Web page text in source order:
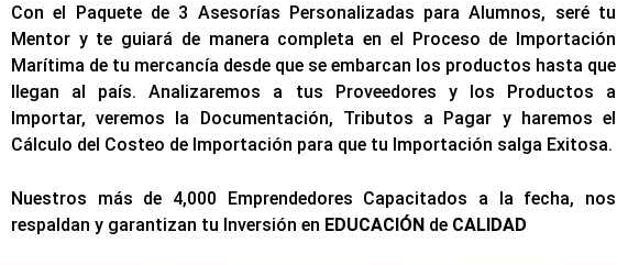
Con el Paquete de 3 Asesorías Personalizadas para Alumnos, seré tu
Mentor y te guiará de manera completa en el Proceso de Importación
Marítima de tu mercancía desde que se embarcan los productos hasta que
llegan al país. Analizaremos a tus Proveedores y los Productos a
Importar, veremos la Documentación, Tributos a Pagar y haremos el
Cálculo del Costeo de Importación para que tu Importación salga Exitosa.
Nuestros más de 4,000 Emprendedores Capacitados a la fecha, nos
respaldan y garantizan tu Inversión en EDUCACIÓN de CALIDAD